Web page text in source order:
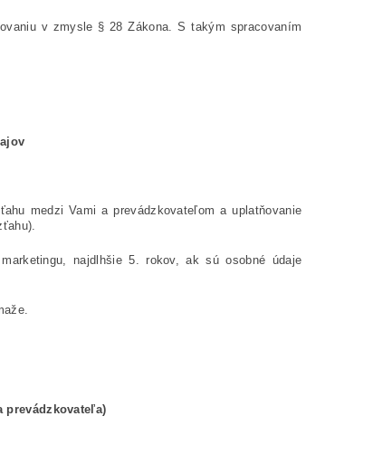
v zmysle § 28 Zákona. S takým spracovaním
medzi Vami a prevádzkovateľom a uplatňovanie
najdlhšie 5. rokov, ak sú osobné údaje
prevádzkovateľa)